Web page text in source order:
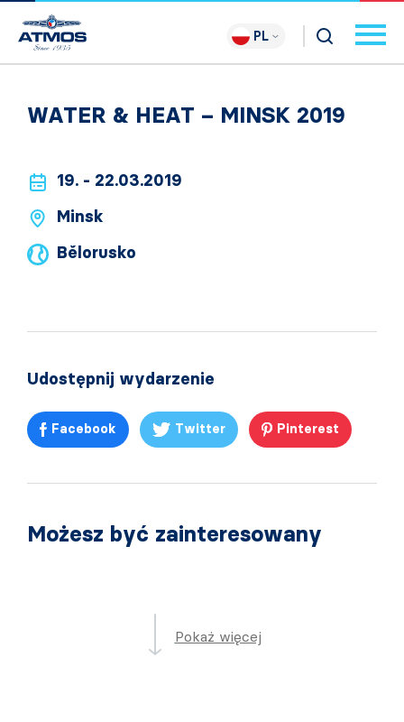
PL
WATER & HEAT – MINSK 2019
19. - 22.03.2019
Minsk
Bělorusko
Udostępnij wydarzenie
Facebook Twitter Pinterest
Możesz być zainteresowany
Pokaż więcej